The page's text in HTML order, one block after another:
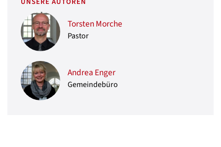
Torsten Morche
Pastor
Andrea Enger
Gemeindebüro